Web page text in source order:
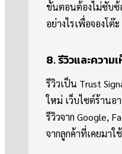
ขั้นตอนต้องไม่ซับซ้
อย่างไรเพื่อจองโต๊ะ
8. รีวิวและความ
รีวิวเป็น Trust
ใหม่ เว็บไซต์ร้านอ
รีวิวจาก Google,
จากลูกค้าที่เคยมาใ